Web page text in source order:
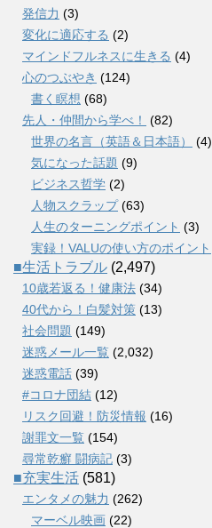
発信力 (3)
変化に適応する (2)
マインドフルネスに生きる (4)
心のつぶやき (124)
書く瞑想 (68)
先人・仲間から学べ！
(82)
世界の名言（英語＆日本語）
(4)
気になった話題 (9)
ビジネス哲学 (2)
人物スクラップ(63)
人生のターニングポイント (3)
実録！VALUの使い方のポイント
■生活トラブル (2,497)
10歳若返る！健康法 (34)
40代から！白髪対策 (13)
社会問題 (149)
迷惑メール一覧 (2,032)
迷惑電話 (39)
#コロナ団結 (12)
リスク回避！防災情報 (16)
謝罪文一覧 (154)
尋常乾癬 闘病記 (3)
■充実生活 (581)
エンタメの魅力 (262)
マーベル映画 (22)